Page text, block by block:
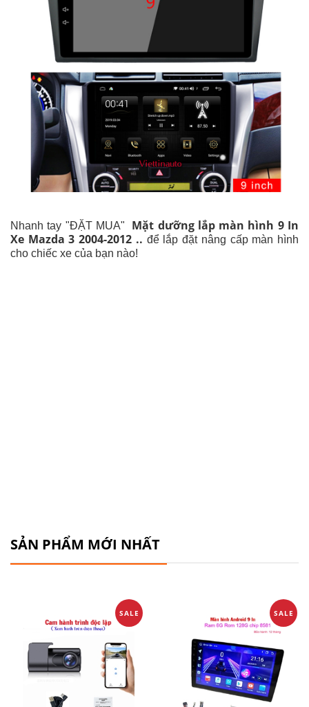
Nhanh tay "ĐẶT MUA"
Mặt dưỡng lắp màn hình 9 In
Xe Mazda 3 2004-2012 .. để lắp đặt nâng cấp màn hình
cho chiếc xe của bạn nào!
SẢN PHẨM MỚI NHẤT
SALE SALE